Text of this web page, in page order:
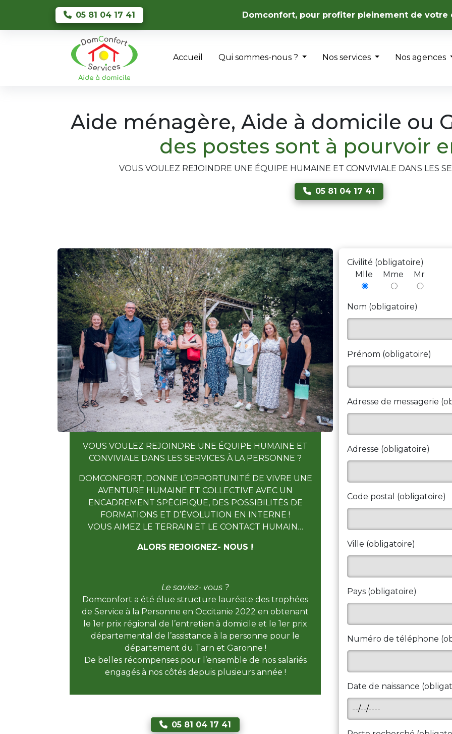
Skip to main content
05 81 04 17 41
Domconfort, pour profiter pleinement de votre
Accueil Qui sommes-nous ? Nos services Nos agences
Aide ménagère, Aide à domicile ou
des postes sont à pourvoir
VOUS VOULEZ REJOINDRE UNE ÉQUIPE HUMAINE ET CONVIVIALE DANS LES
05 81 04 17 41
VOUS VOULEZ REJOINDRE UNE ÉQUIPE HUMAINE ET
CONVIVIALE DANS LES SERVICES À LA PERSONNE ?
DOMCONFORT, DONNE L’OPPORTUNITÉ DE VIVRE UNE
AVENTURE HUMAINE ET COLLECTIVE AVEC UN
ENCADREMENT SPÉCIFIQUE, DES POSSIBILITÉS DE
FORMATIONS ET D’ÉVOLUTION EN INTERNE !
VOUS AIMEZ LE TERRAIN ET LE CONTACT HUMAIN…
ALORS REJOIGNEZ- NOUS !
Le saviez- vous ?
Domconfort a été élue structure lauréate des trophées
de Service à la Personne en Occitanie 2022 en obtenant
le 1er prix régional de l’entretien à domicile et le 1er prix
départemental de l’assistance à la personne pour le
département du Tarn et Garonne !
De belles récompenses pour l’ensemble de nos salariés
engagés à nos côtés depuis plusieurs année !
05 81 04 17 41
Civilité (obligatoire)
Mlle
Mme Mr
Nom (obligatoire)
Prénom (obligatoire)
Adresse de messagerie
Adresse (obligatoire)
Code postal (obligatoire)
Ville (obligatoire)
Pays (obligatoire)
Numéro de téléphone
Date de naissance